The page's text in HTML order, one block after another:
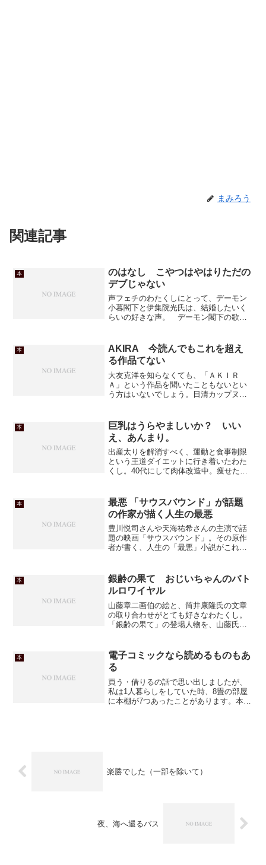
まみろう
関連記事
本
のはなし こやつはやはりただの
デブじゃない
声フェチのわたくしにとって、デーモン
小暮閣下と伊集院光氏は、結婚したいく
らいの好きな声。 デーモン閣下の歌声
り出される毒舌を聞くとゾクゾクします
（変態？)この本はメール...
本
AKIRA 今読んでもこれを超え
る作品てない
大友克洋を知らなくても、「ＡＫＩＲ
Ａ」という作品を聞いたこともないとい
う方はいないでしょう。日清カップヌー
んそっくり、というのは言うまでもない
ことではありますが、あの...
本
巨乳はうらやましいか？ いい
え、あんまり。
出産太りを解消すべく、運動と食事制限
という王道ダイエットに行き着いたわた
くし。40代にして肉体改造中。痩せた
ようもありません。ま、40代にもなった
ら、今更巨乳になりたい...
本
最悪 「サウスバウンド」が話題
の作家が描く人生の最悪
豊川悦司さんや天海祐希さんの主演で話
題の映画「サウスバウンド」。その原作
者が書く、人生の「最悪」小説がこれ。
本
銀齢の果て おじいちゃんのバト
ルロワイヤル
山藤章二画伯の絵と、筒井康隆氏の文章
の取り合わせがとても好きなわたくし。
「銀齢の果て」の登場人物を、山藤氏が
「バトルロワイヤル」じゃん！でも政策
によりある地域で突然殺し合...
本
電子コミックなら読めるものもあ
る
買う・借りるの話で思い出しましたが、
私は1人暮らしをしていた時、8畳の部屋
に本棚が7つあったことがあります。本は
楽勝でした（一部を除いて）
夜、海へ還るバス